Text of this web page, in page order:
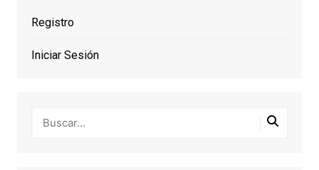
Registro
Iniciar Sesión